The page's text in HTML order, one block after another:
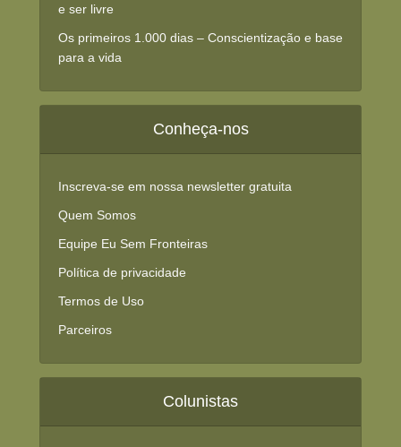
e ser livre
Os primeiros 1.000 dias – Conscientização e base
para a vida
Conheça-nos
Inscreva-se em nossa newsletter gratuita
Quem Somos
Equipe Eu Sem Fronteiras
Política de privacidade
Termos de Uso
Parceiros
Colunistas